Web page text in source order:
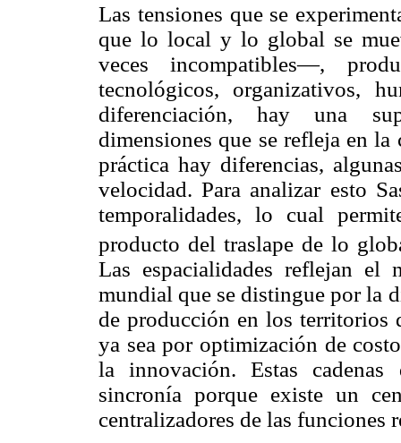
Las tensiones que se
que lo local y lo global se
veces incompatibles—,
tecnológicos, organizativos,
diferenciación, hay una
dimensiones que se refleja en
práctica hay diferencias,
velocidad. Para analizar esto
temporalidades, lo cual
producto del traslape de lo
Las espacialidades reflejan el
mundial que se distingue por la
de producción en los territorios
ya sea por optimización de
la innovación. Estas
sincronía porque existe un
centralizadores de las funciones